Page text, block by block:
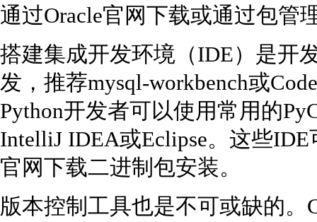
通过Oracle官网下载或通过包管
搭建集成开发环境（IDE）是开
发，推荐mysql-workbench或
Python开发者可以使用常用的
IntelliJ IDEA或Eclipse。这些
官网下载二进制包安装。
版本控制工具也是不可或缺的